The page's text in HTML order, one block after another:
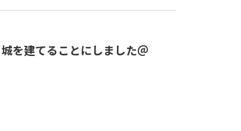
を建てることにしました＠